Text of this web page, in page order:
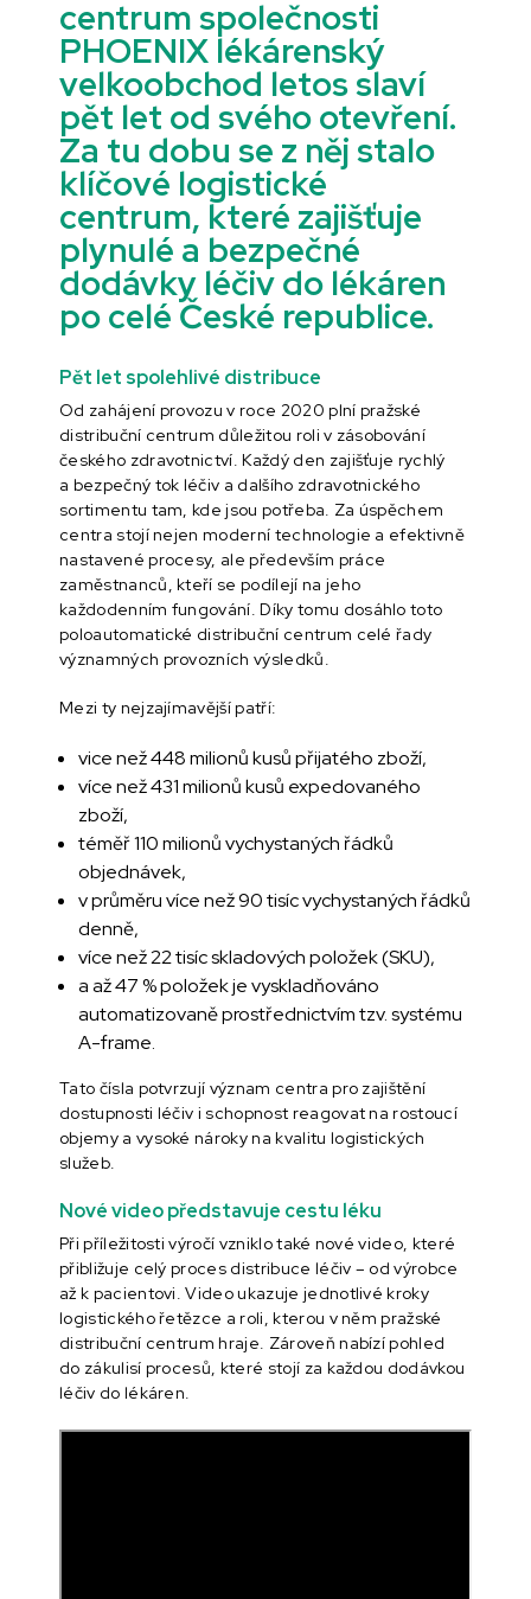
centrum společnosti
PHOENIX lékárenský
velkoobchod letos slaví
pět let od svého otevření.
Za tu dobu se z něj stalo
klíčové logistické
centrum, které zajišťuje
plynulé a bezpečné
dodávky léčiv do lékáren
po celé České republice.
Pět let spolehlivé distribuce
Od zahájení provozu v roce 2020 plní pražské
distribuční centrum důležitou roli v zásobování
českého zdravotnictví. Každý den zajišťuje rychlý
a bezpečný tok léčiv a dalšího zdravotnického
sortimentu tam, kde jsou potřeba. Za úspěchem
centra stojí nejen moderní technologie a efektivně
nastavené procesy, ale především práce
zaměstnanců, kteří se podílejí na jeho
každodenním fungování. Díky tomu dosáhlo toto
poloautomatické distribuční centrum celé řady
významných provozních výsledků.
Mezi ty nejzajímavější patří:
vice než 448 milionů kusů přijatého zboží,
více než 431 milionů kusů expedovaného
zboží,
téměř 110 milionů vychystaných řádků
objednávek,
v průměru více než 90 tisíc vychystaných řádků
denně,
více než 22 tisíc skladových položek (SKU),
a až 47 % položek je vyskladňováno
automatizovaně prostřednictvím tzv. systému
A-frame.
Tato čísla potvrzují význam centra pro zajištění
dostupnosti léčiv i schopnost reagovat na rostoucí
objemy a vysoké nároky na kvalitu logistických
služeb.
Nové video představuje cestu léku
Při příležitosti výročí vzniklo také nové video, které
přibližuje celý proces distribuce léčiv – od výrobce
až k pacientovi. Video ukazuje jednotlivé kroky
logistického řetězce a roli, kterou v něm pražské
distribuční centrum hraje. Zároveň nabízí pohled
do zákulisí procesů, které stojí za každou dodávkou
léčiv do lékáren.